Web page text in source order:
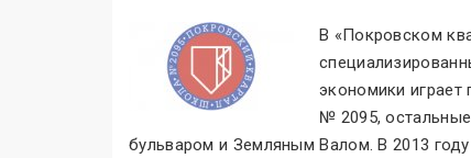
В «Покровском
экономики
№ 2095,
бульваром и Земляным Валом. В 2013